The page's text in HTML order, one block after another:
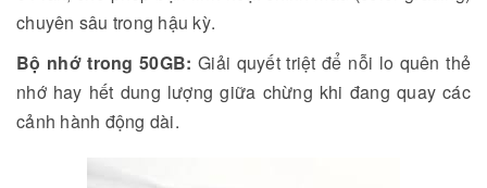
chuyên sâu trong hậu kỳ.
Bộ nhớ trong 50GB: Giải quyết triệt để nỗi lo quên thẻ
nhớ hay hết dung lượng giữa chừng khi đang quay các
cảnh hành động dài.